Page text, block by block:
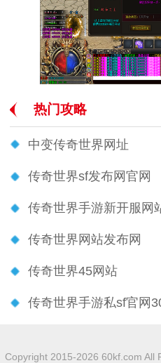
热门攻略
中变传奇世界网址
传奇世界sf发布网官网
传奇世界手游新开服网
传奇世界网站发布网
传奇世界45网站
传奇世界手游私sf官网
Copyright 2015-2026 60kf.com All